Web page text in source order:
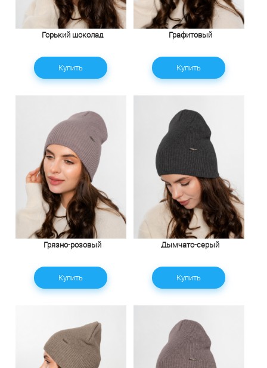
Горький шоколад
Купить
Графитовый
Купить
Грязно-розовый
Купить
Дымчато-серый
Купить